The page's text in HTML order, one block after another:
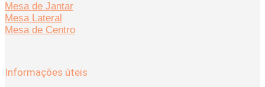
Mesa de Jantar
Mesa Lateral
Mesa de Centro
Informações úteis